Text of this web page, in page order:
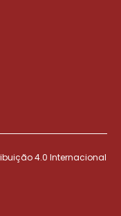
4.0 Internacional